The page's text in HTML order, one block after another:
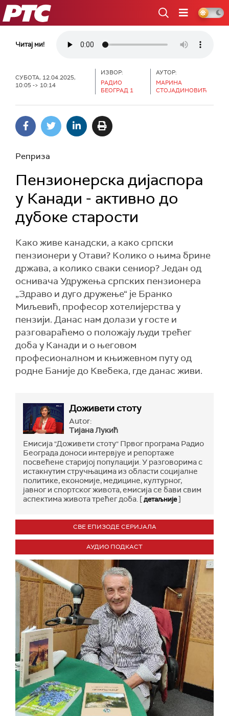
РТС
Читај ми!
СУБОТА, 12.04.2025,
10:05 -> 10:14
ИЗВОР:
РАДИО
БЕОГРАД 1
АУТОР:
МАРИНА
СТОЈАДИНОВИЋ
Реприза
Пензионерска дијаспора
у Канади - активно до
дубоке старости
Како живе канадски, а како српски
пензионери у Отави? Колико о њима брине
држава, а колико сваки сениор? Један од
оснивача Удружења српских пензионера
„Здраво и дуго дружење“ је Бранко
Миљевић, професор хотелијерства у
пензији. Данас нам долази у госте и
разговараћемо о положају људи трећег
доба у Канади и о његовом
професионалном и књижевном путу од
родне Баније до Квебека, где данас живи.
Доживети стоту
Autor:
Тијана Лукић
Емисија "Доживети стоту" Првог програма Радио
Београда доноси интервјуе и репортаже
посвећене старијој популацији. У разговорима с
истакнутим стручњацима из области социјалне
политике, економије, медицине, културног,
јавног и спортског живота, емисија се бави свим
аспектима живота трећег доба. [детаљније]
СВЕ ЕПИЗОДЕ СЕРИЈАЛА
АУДИО ПОДКАСТ